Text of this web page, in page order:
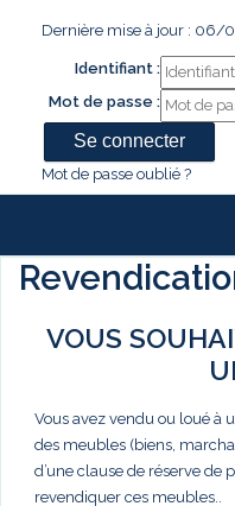
Dernière mise à jour :
Identifiant :
Mot de passe :
Mot de passe oublié ?
VOUS
Vous avez vendu ou loué à
des meubles (biens,
d’une clause de réserve de
revendiquer ces meubles..